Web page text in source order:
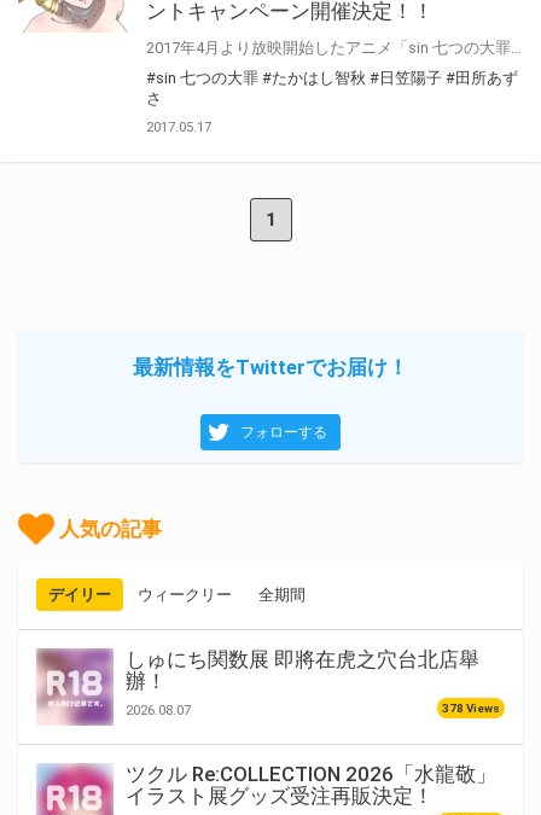
ントキャンペーン開催決定！！
#sin 七つの大罪 #たかはし智秋 #日笠陽子 #田所あず
さ
2017.05.17
1
最新情報をTwitterでお届け！
フォローする
人気の記事
デイリー ウィークリー 全期間
しゅにち関数展 即將在虎之穴台北店舉
辦！
2026.08.07 378 Views
ツクル Re:COLLECTION 2026「水龍敬」
イラスト展グッズ受注再販決定！